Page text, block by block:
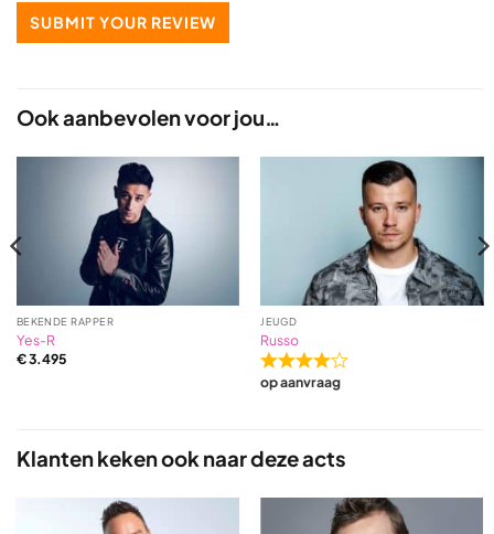
Ook aanbevolen voor jou…
BEKENDE RAPPER
Yes-R
€3.495
JEUGD
Russo
Rated
4,0
5
based
on
op aanvraag
Klanten keken ook naar deze acts
SUBMIT YOUR REVIEW